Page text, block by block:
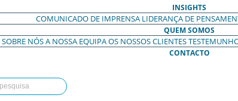
INSIGHTS
COMUNICADO DE IMPRENSA LIDERANÇA DE
QUEM SOMOS
SOBRE NÓSA NOSSA EQUIPAOS NOSSOS CLIENTES
CONTACTO